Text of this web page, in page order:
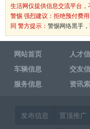
生活网仅提供信息交流平台
警惕 强烈建议：拒绝预付费
同 警方提示： 警惕网络黑手
网站首页 人才
车辆信息
交友
服务信息
资讯
发布信息 置顶推广